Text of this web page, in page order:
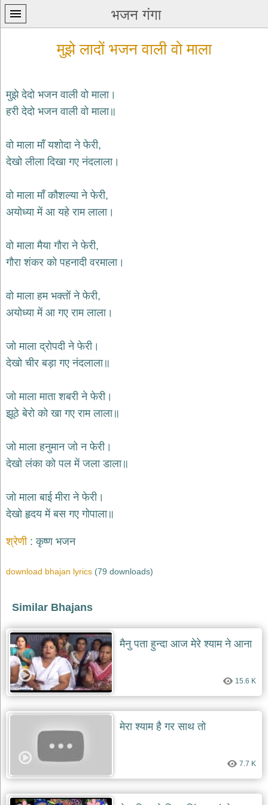
भजन गंगा
प्रथम
कृष्ण
bhajans
शिव
bhajans
हनुमान
bhajans
साईं
bhajans
जैन
jain
bhajans
दुर्गा
durga
bhajans
ganesh
भजन
गुरुदेव
bhajans
विविध
भजन
miscellaneous
bhajans
विष्णु
भजन
bhajans
नाथ
baba
nath
मुझे लादों भजन वाली वो माला
मुझे देदो भजन वाली वो माला।
हरी देदो भजन वाली वो माला॥
वो माला माँ यशोदा ने फेरी,
देखो लीला दिखा गए नंदलाला।
वो माला माँ कौशल्या ने फेरी,
अयोध्या में आ यहे राम लाला।
वो माला मैया गौरा ने फेरी,
गौरा शंकर को पहनादी वरमाला।
वो माला हम भक्तों ने फेरी,
अयोध्या में आ गए राम लाला।
जो माला द्रोपदी ने फेरी।
देखो चीर बड़ा गए नंदलाला॥
जो माला माता शबरी ने फेरी।
झूठे बेरो को खा गए राम लाला॥
जो माला हनुमान जो न फेरी।
देखो लंका को पल में जला डाला॥
जो माला बाई मीरा ने फेरी।
देखो हृदय में बस गए गोपाला॥
श्रेणी कृष्ण भजन
download bhajan lyrics (79 downloads)
Similar Bhajans
मैनु पता हुन्दा आज मेरे श्याम ने आना
15.6 K
मेरा श्याम है गर साथ तो
7.7 K